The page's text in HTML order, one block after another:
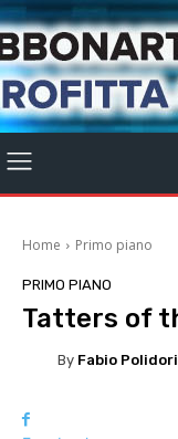
Home Primo piano
PRIMO PIANO
Tatters of
By Fabio Polidori